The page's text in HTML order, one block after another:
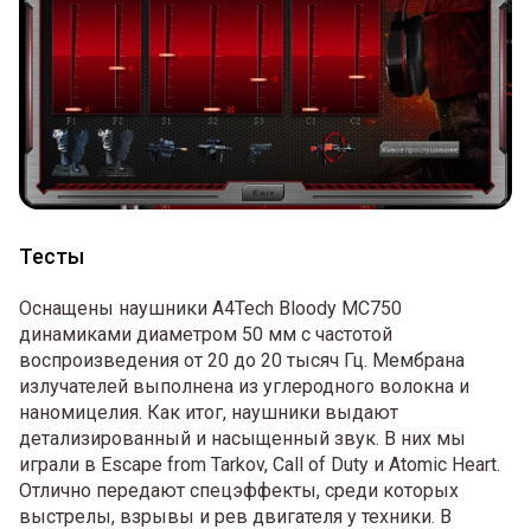
Тесты
Оснащены наушники A4Tech Bloody MC750
динамиками диаметром 50 мм с частотой
воспроизведения от 20 до 20 тысяч Гц. Мембрана
излучателей выполнена из углеродного волокна и
наномицелия. Как итог, наушники выдают
детализированный и насыщенный звук. В них мы
играли в Escape from Tarkov, Call of Duty и Atomic Heart.
Отлично передают спецэффекты, среди которых
выстрелы, взрывы и рев двигателя у техники. В